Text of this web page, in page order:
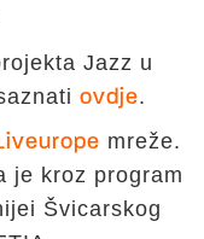
Jazz u
ovdje.
mreže.
je kroz program
Švicarskog